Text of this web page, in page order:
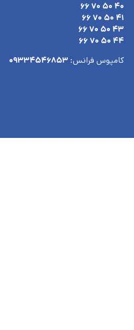
۴۰ ۵۰ ۷۰ ۶۶
۴۱ ۵۰ ۷۰ ۶۶
۴۳ ۵۰ ۷۰ ۶۶
۴۴ ۵۰ ۷۰ ۶۶
کامپوس فرانس: ۰۹۳۳۴۵۴۶۸۵۳